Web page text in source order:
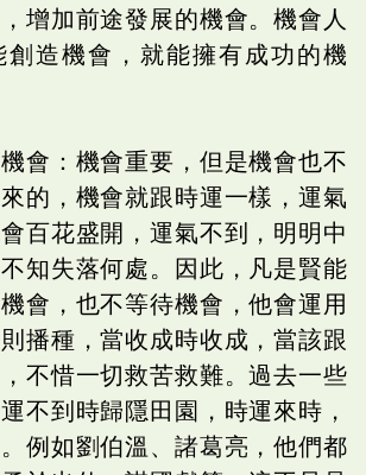
增加前途發展的機會。機會人
創造機會，就能擁有成功的機
會：機會重要，但是機會也不
的，機會就跟時運一樣，運氣
百花盛開，運氣不到，明明中
知失落何處。因此，凡是賢能
會，也不等待機會，他會運用
播種，當收成時收成，當該跟
不惜一切救苦救難。過去一些
不到時歸隱田園，時運來時，
例如劉伯溫、諸葛亮，他們都